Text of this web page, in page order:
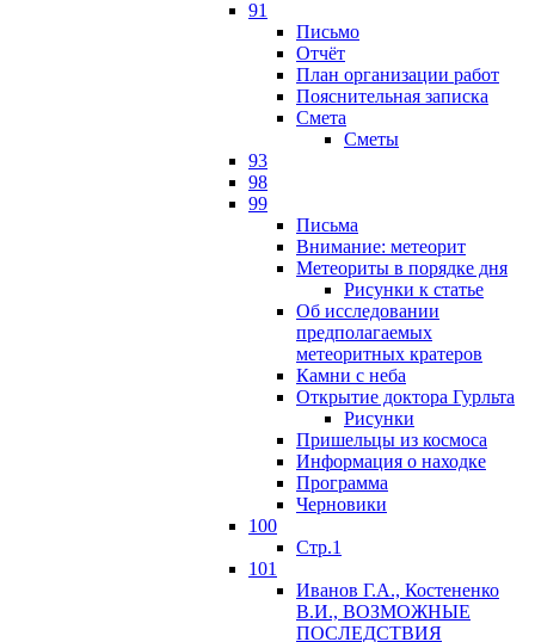
91
Письмо
Отчёт
План организации работ
Пояснительная записка
Смета
Сметы
93
98
99
Письма
Внимание: метеорит
Метеориты в порядке дня
Рисунки к статье
Об исследовании
предполагаемых
метеоритных кратеров
Камни с неба
Открытие доктора Гурльта
Рисунки
Пришельцы из космоса
Информация о находке
Программа
Черновики
100
Стр.1
101
Иванов Г.А., Костененко
В.И., ВОЗМОЖНЫЕ
ПОСЛЕДСТВИЯ